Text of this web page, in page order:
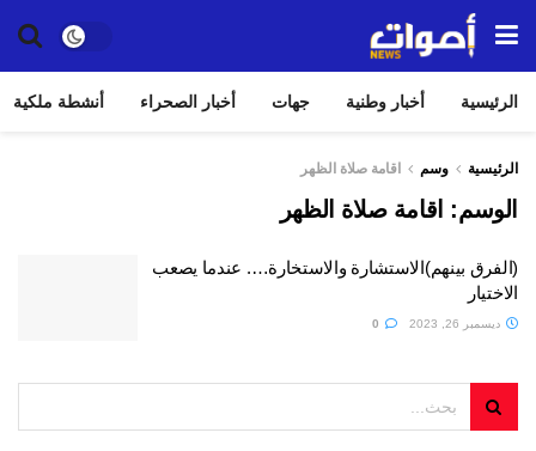
الرئيسية أخبار وطنية جهات أخبار الصحراء أنشطة ملكية
الرئيسية وسم اقامة صلاة الظهر
الوسم: اقامة صلاة الظهر
(الفرق بينهم)الاستشارة والاستخارة…. عندما يصعب
الاختيار
ديسمبر 26, 2023